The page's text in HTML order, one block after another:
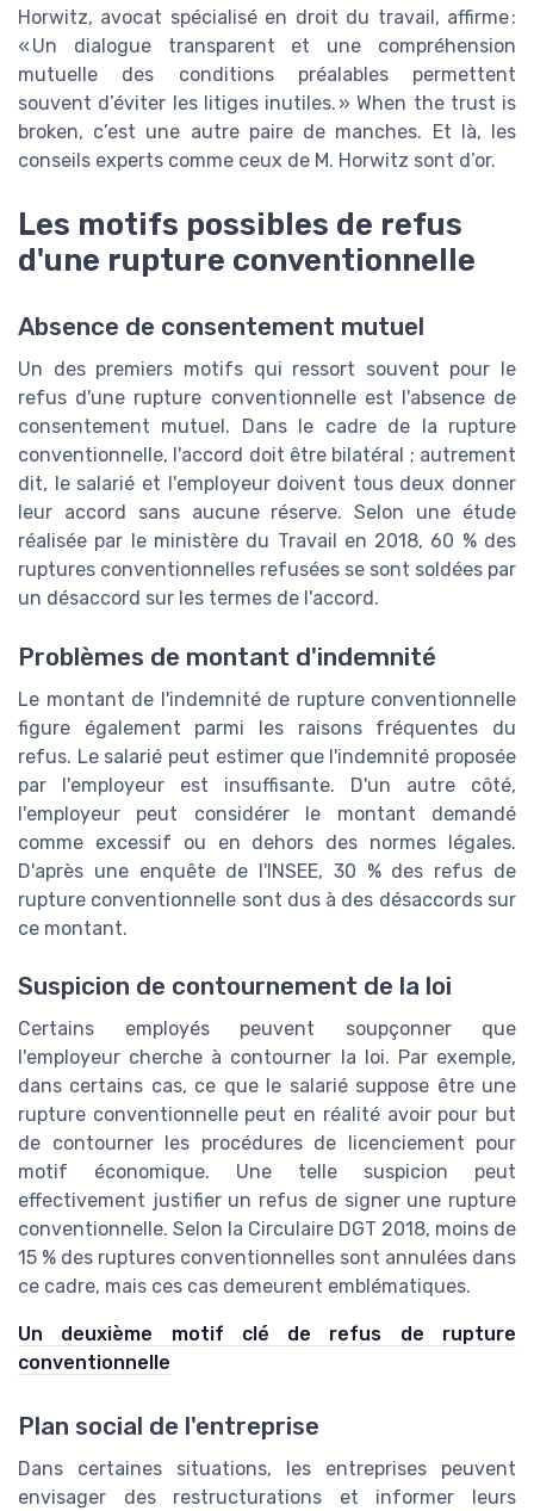
Horwitz, avocat spécialisé en droit du travail, affirme :
« Un dialogue transparent et une compréhension
mutuelle des conditions préalables permettent
souvent d’éviter les litiges inutiles. » When the trust is
broken, c’est une autre paire de manches. Et là, les
conseils experts comme ceux de M. Horwitz sont d’or.
Les motifs possibles de refus
d'une rupture conventionnelle
Absence de consentement mutuel
Un des premiers motifs qui ressort souvent pour le
refus d'une rupture conventionnelle est l'absence de
consentement mutuel. Dans le cadre de la rupture
conventionnelle, l'accord doit être bilatéral ; autrement
dit, le salarié et l'employeur doivent tous deux donner
leur accord sans aucune réserve. Selon une étude
réalisée par le ministère du Travail en 2018, 60 % des
ruptures conventionnelles refusées se sont soldées par
un désaccord sur les termes de l'accord.
Problèmes de montant d'indemnité
Le montant de l'indemnité de rupture conventionnelle
figure également parmi les raisons fréquentes du
refus. Le salarié peut estimer que l'indemnité proposée
par l'employeur est insuffisante. D'un autre côté,
l'employeur peut considérer le montant demandé
comme excessif ou en dehors des normes légales.
D'après une enquête de l'INSEE, 30 % des refus de
rupture conventionnelle sont dus à des désaccords sur
ce montant.
Suspicion de contournement de la loi
Certains employés peuvent soupçonner que
l'employeur cherche à contourner la loi. Par exemple,
dans certains cas, ce que le salarié suppose être une
rupture conventionnelle peut en réalité avoir pour but
de contourner les procédures de licenciement pour
motif économique. Une telle suspicion peut
effectivement justifier un refus de signer une rupture
conventionnelle. Selon la Circulaire DGT 2018, moins de
15 % des ruptures conventionnelles sont annulées dans
ce cadre, mais ces cas demeurent emblématiques.
Un deuxième motif clé de refus de rupture
conventionnelle
Plan social de l'entreprise
Dans certaines situations, les entreprises peuvent
envisager des restructurations et informer leurs